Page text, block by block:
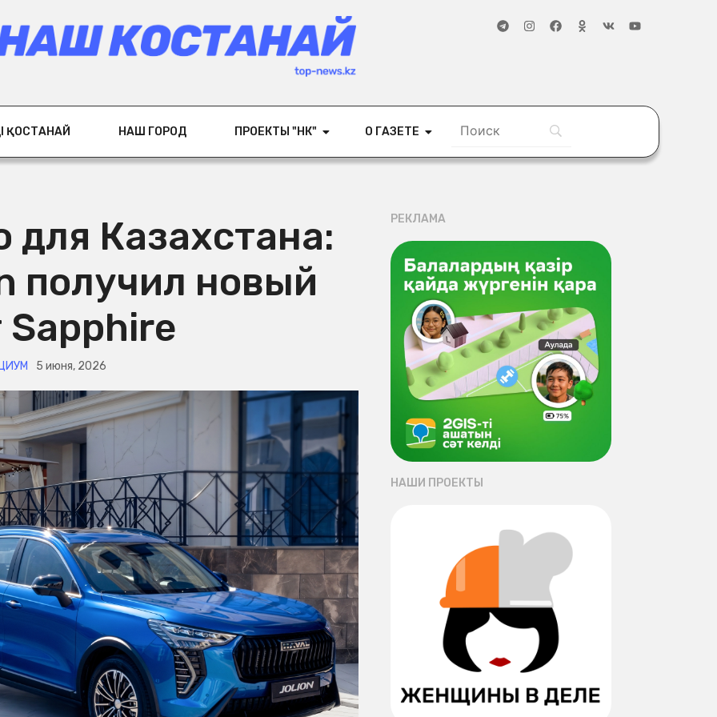
ҚОСТАНАЙ НАШ ГОРОД ПРОЕКТЫ "НК" О ГАЗЕТЕ
для Казахстана:
получил новый
Sapphire
5 июня, 2026
РЕКЛАМА
НАШИ ПРОЕКТЫ